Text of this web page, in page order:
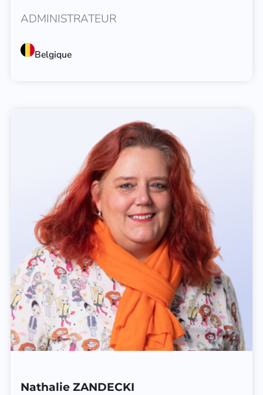
ADMINISTRATEUR
Belgique
Nathalie ZANDECKI